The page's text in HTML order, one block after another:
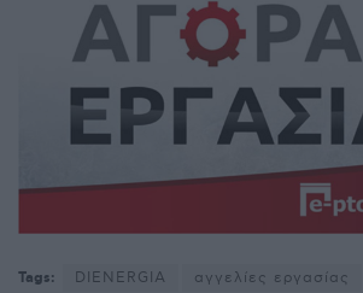
Tags: DIENERGIA
αγγελίες εργασίας